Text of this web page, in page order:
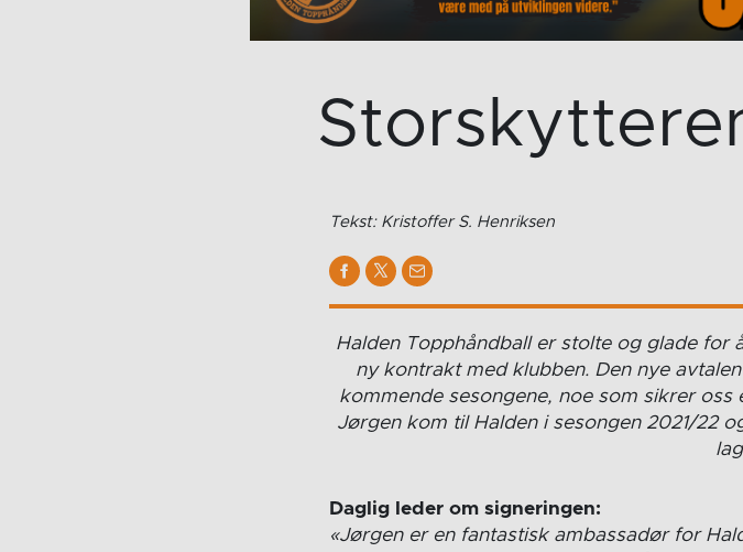
Tekst: Kristoffer S. Henriksen
Halden Topphåndball er stolte og glade for
ny kontrakt med klubben. Den nye
kommende sesongene, noe som sikrer
Jørgen kom til Halden i sesongen 2021/22
Daglig leder om signeringen:
«Jørgen er en fantastisk ambassadør for